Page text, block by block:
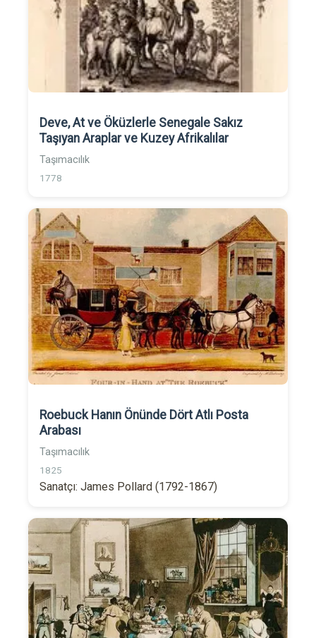
Deve, At ve Öküzlerle Senegale Sakız
Taşıyan Araplar ve Kuzey Afrikalılar
Taşımacılık
1778
Roebuck Hanın Önünde Dört Atlı Posta
Arabası
Taşımacılık
1825
Sanatçı: James Pollard (1792-1867)